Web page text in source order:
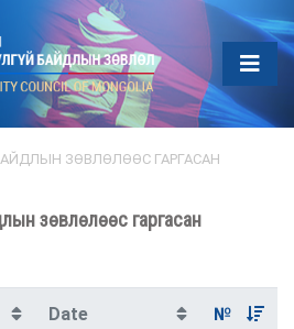
ЗӨВЛӨЛӨӨС ГАРГАСАН
зөвлөлөөс гаргасан
Date №